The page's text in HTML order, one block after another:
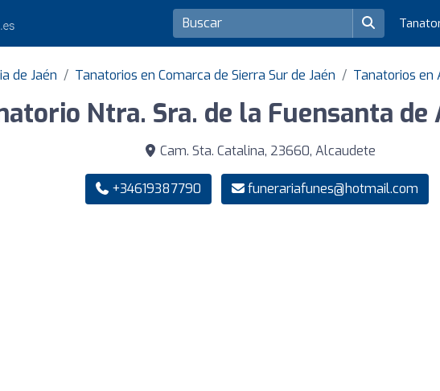
de Jaén Tanatorios en Comarca de Sierra Sur de Jaén Tanatorios en
Ntra. Sra. de la Fuensanta de
Cam. Sta. Catalina, 23660, Alcaudete
+34619387790 funerariafunes@hotmail.com